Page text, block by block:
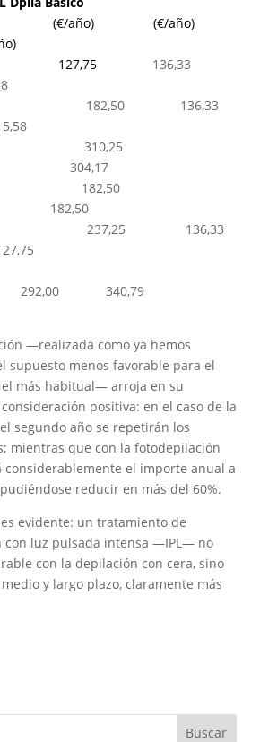
(€/año)……………… (€/año)
127,75… …. 136,33
182,50…….. . . 136,33
310,25
304,17
182,50….. ..
182,50
237,25 136,33
292,00………….. 340,79……………………
—realizada como ya hemos
supuesto menos favorable para el
el más habitual— arroja en su
positiva: en el caso de la
segundo año se repetirán los
mientras que con la fotodepilación
considerablemente el importe anual a
reducir en más del 60%.
evidente: un tratamiento de
con luz pulsada intensa —IPL— no
con la depilación con cera, sino
y largo plazo, claramente más
Buscar